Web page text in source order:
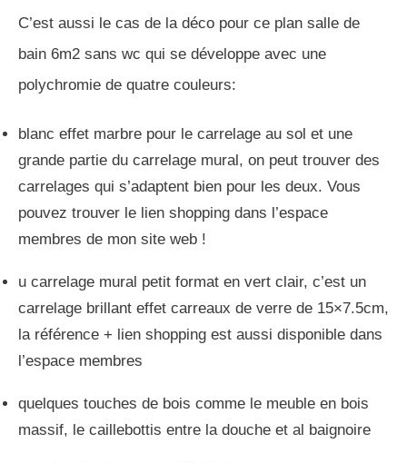
C’est aussi le cas de la déco pour ce plan salle de
bain 6m2 sans wc qui se développe avec une
polychromie de quatre couleurs:
blanc effet marbre pour le carrelage au sol et une
grande partie du carrelage mural, on peut trouver des
carrelages qui s’adaptent bien pour les deux. Vous
pouvez trouver le lien shopping dans l’espace
membres de mon site web !
u carrelage mural petit format en vert clair, c’est un
carrelage brillant effet carreaux de verre de 15×7.5cm,
la référence + lien shopping est aussi disponible dans
l’espace membres
quelques touches de bois comme le meuble en bois
massif, le caillebottis entre la douche et al baignoire